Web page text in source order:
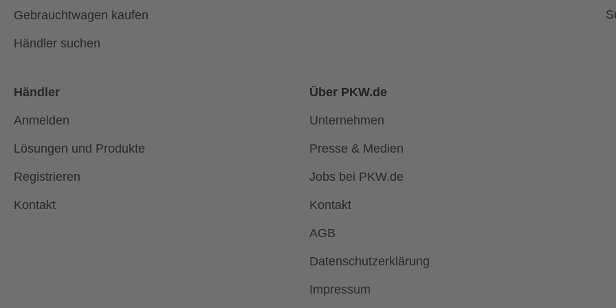
Gebrauchtwagen kaufen
Händler suchen
Händler
Anmelden
Lösungen und Produkte
Registrieren
Kontakt
Über PKW.de
Unternehmen
Presse & Medien
Jobs bei PKW.de
Kontakt
AGB
Datenschutzerklärung
Impressum